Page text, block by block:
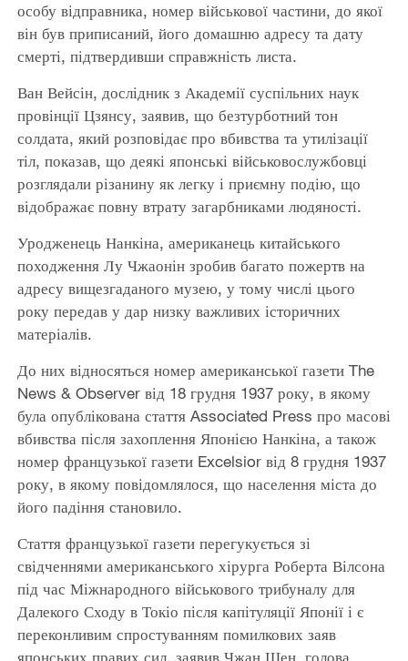
особу відправника, номер військової частини, до якої
він був приписаний, його домашню адресу та дату
смерті, підтвердивши справжність листа.
Ван Вейсін, дослідник з Академії суспільних наук
провінції Цзянсу, заявив, що безтурботний тон
солдата, який розповідає про вбивства та утилізації
тіл, показав, що деякі японські військовослужбовці
розглядали різанину як легку і приємну подію, що
відображає повну втрату загарбниками людяності.
Уродженець Нанкіна, американець китайського
походження Лу Чжаонін зробив багато пожертв на
адресу вищезгаданого музею, у тому числі цього
року передав у дар низку важливих історичних
матеріалів.
До них відносяться номер американської газети The
News & Observer від 18 грудня 1937 року, в якому
була опублікована стаття Associated Press про масові
вбивства після захоплення Японією Нанкіна, а також
номер французької газети Excelsior від 8 грудня 1937
року, в якому повідомлялося, що населення міста до
його падіння становило.
Стаття французької газети перегукується зі
свідченнями американського хірурга Роберта Вілсона
під час Міжнародного військового трибуналу для
Далекого Сходу в Токіо після капітуляції Японії і є
переконливим спростуванням помилкових заяв
японських правих сил, заявив Чжан Шен, голова